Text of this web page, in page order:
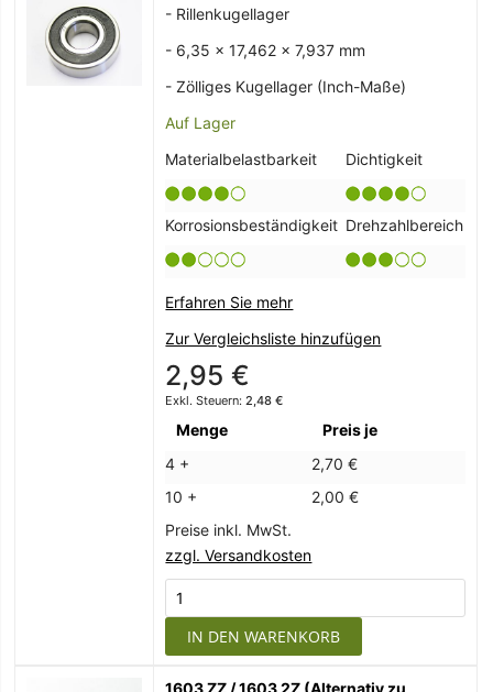
- Rillenkugellager
- 6,35 x 17,462 x 7,937 mm
- Zölliges Kugellager (Inch-Maße)
Auf Lager
Materialbelastbarkeit
Dichtigkeit
Korrosionsbeständigkeit Drehzahlbereich
Erfahren Sie mehr
Zur Vergleichsliste hinzufügen
2,95 €
2,48 €
Menge
Preis je
4 +
2,70 €
10 +
2,00 €
Preise inkl. MwSt.
zzgl. Versandkosten
IN DEN WARENKORB